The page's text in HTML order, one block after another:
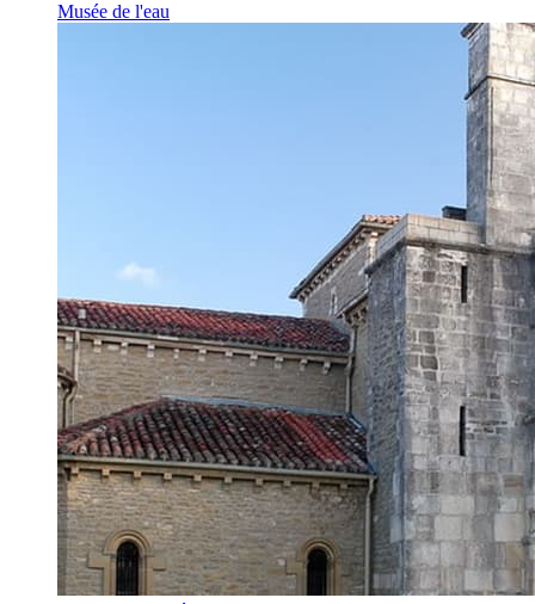
Musée de l'eau